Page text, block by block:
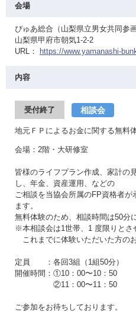
会場
ぴゅあ総合（山梨県立男女共同参
山梨県甲府市朝気1-2-2
URL：
https://www.yamanashi-
内容
受付終了 相談会
地元ＦＰによるお金に関する無料
会場：2階・大研修室
皆様のライフプラン作成、家計の
し、年金、資産運用、などの
ご相談を当協会所属のFP資格者が
ます。
無料体験のため、相談時間は50分
※本相談会は1世帯、1 度限りとさ
これまでに体験いただいた方の
定員 ：各回3組（1組50分）
開催時間：①10：00〜10：50
②11：00〜11：50
ご参加をお待ちしております。